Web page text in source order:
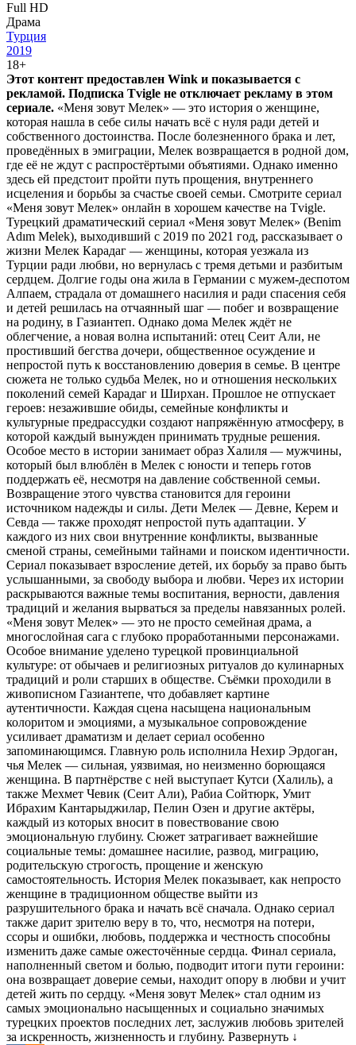
Full HD
Драма
Турция
2019
18+
Этот контент предоставлен Wink и показывается с
рекламой. Подписка Tvigle не отключает рекламу в этом
сериале. «Меня зовут Мелек» — это история о женщине,
которая нашла в себе силы начать всё с нуля ради детей и
собственного достоинства. После болезненного брака и лет,
проведённых в эмиграции, Мелек возвращается в родной дом,
где её не ждут с распростёртыми объятиями. Однако именно
здесь ей предстоит пройти путь прощения, внутреннего
исцеления и борьбы за счастье своей семьи. Смотрите сериал
«Меня зовут Мелек» онлайн в хорошем качестве на Tvigle.
Турецкий драматический сериал «Меня зовут Мелек» (Benim
Adım Melek), выходивший с 2019 по 2021 год, рассказывает о
жизни Мелек Карадаг — женщины, которая уезжала из
Турции ради любви, но вернулась с тремя детьми и разбитым
сердцем. Долгие годы она жила в Германии с мужем-деспотом
Алпаем, страдала от домашнего насилия и ради спасения себя
и детей решилась на отчаянный шаг — побег и возвращение
на родину, в Газиантеп. Однако дома Мелек ждёт не
облегчение, а новая волна испытаний: отец Сеит Али, не
простивший бегства дочери, общественное осуждение и
непростой путь к восстановлению доверия в семье. В центре
сюжета не только судьба Мелек, но и отношения нескольких
поколений семей Карадаг и Ширхан. Прошлое не отпускает
героев: незажившие обиды, семейные конфликты и
культурные предрассудки создают напряжённую атмосферу, в
которой каждый вынужден принимать трудные решения.
Особое место в истории занимает образ Халиля — мужчины,
который был влюблён в Мелек с юности и теперь готов
поддержать её, несмотря на давление собственной семьи.
Возвращение этого чувства становится для героини
источником надежды и силы. Дети Мелек — Девне, Керем и
Севда — также проходят непростой путь адаптации. У
каждого из них свои внутренние конфликты, вызванные
сменой страны, семейными тайнами и поиском идентичности.
Сериал показывает взросление детей, их борьбу за право быть
услышанными, за свободу выбора и любви. Через их истории
раскрываются важные темы воспитания, верности, давления
традиций и желания вырваться за пределы навязанных ролей.
«Меня зовут Мелек» — это не просто семейная драма, а
многослойная сага с глубоко проработанными персонажами.
Особое внимание уделено турецкой провинциальной
культуре: от обычаев и религиозных ритуалов до кулинарных
традиций и роли старших в обществе. Съёмки проходили в
живописном Газиантепе, что добавляет картине
аутентичности. Каждая сцена насыщена национальным
колоритом и эмоциями, а музыкальное сопровождение
усиливает драматизм и делает сериал особенно
запоминающимся. Главную роль исполнила Нехир Эрдоган,
чья Мелек — сильная, уязвимая, но неизменно борющаяся
женщина. В партнёрстве с ней выступает Кутси (Халиль), а
также Мехмет Чевик (Сеит Али), Рабиа Сойтюрк, Умит
Ибрахим Кантарыджилар, Пелин Озен и другие актёры,
каждый из которых вносит в повествование свою
эмоциональную глубину. Сюжет затрагивает важнейшие
социальные темы: домашнее насилие, развод, миграцию,
родительскую строгость, прощение и женскую
самостоятельность. История Мелек показывает, как непросто
женщине в традиционном обществе выйти из
разрушительного брака и начать всё сначала. Однако сериал
также дарит зрителю веру в то, что, несмотря на потери,
ссоры и ошибки, любовь, поддержка и честность способны
изменить даже самые ожесточённые сердца. Финал сериала,
наполненный светом и болью, подводит итоги пути героини:
она возвращает доверие семьи, находит опору в любви и учит
детей жить по сердцу. «Меня зовут Мелек» стал одним из
самых эмоционально насыщенных и социально значимых
турецких проектов последних лет, заслужив любовь зрителей
за искренность, жизненность и глубину. Развернуть ↓